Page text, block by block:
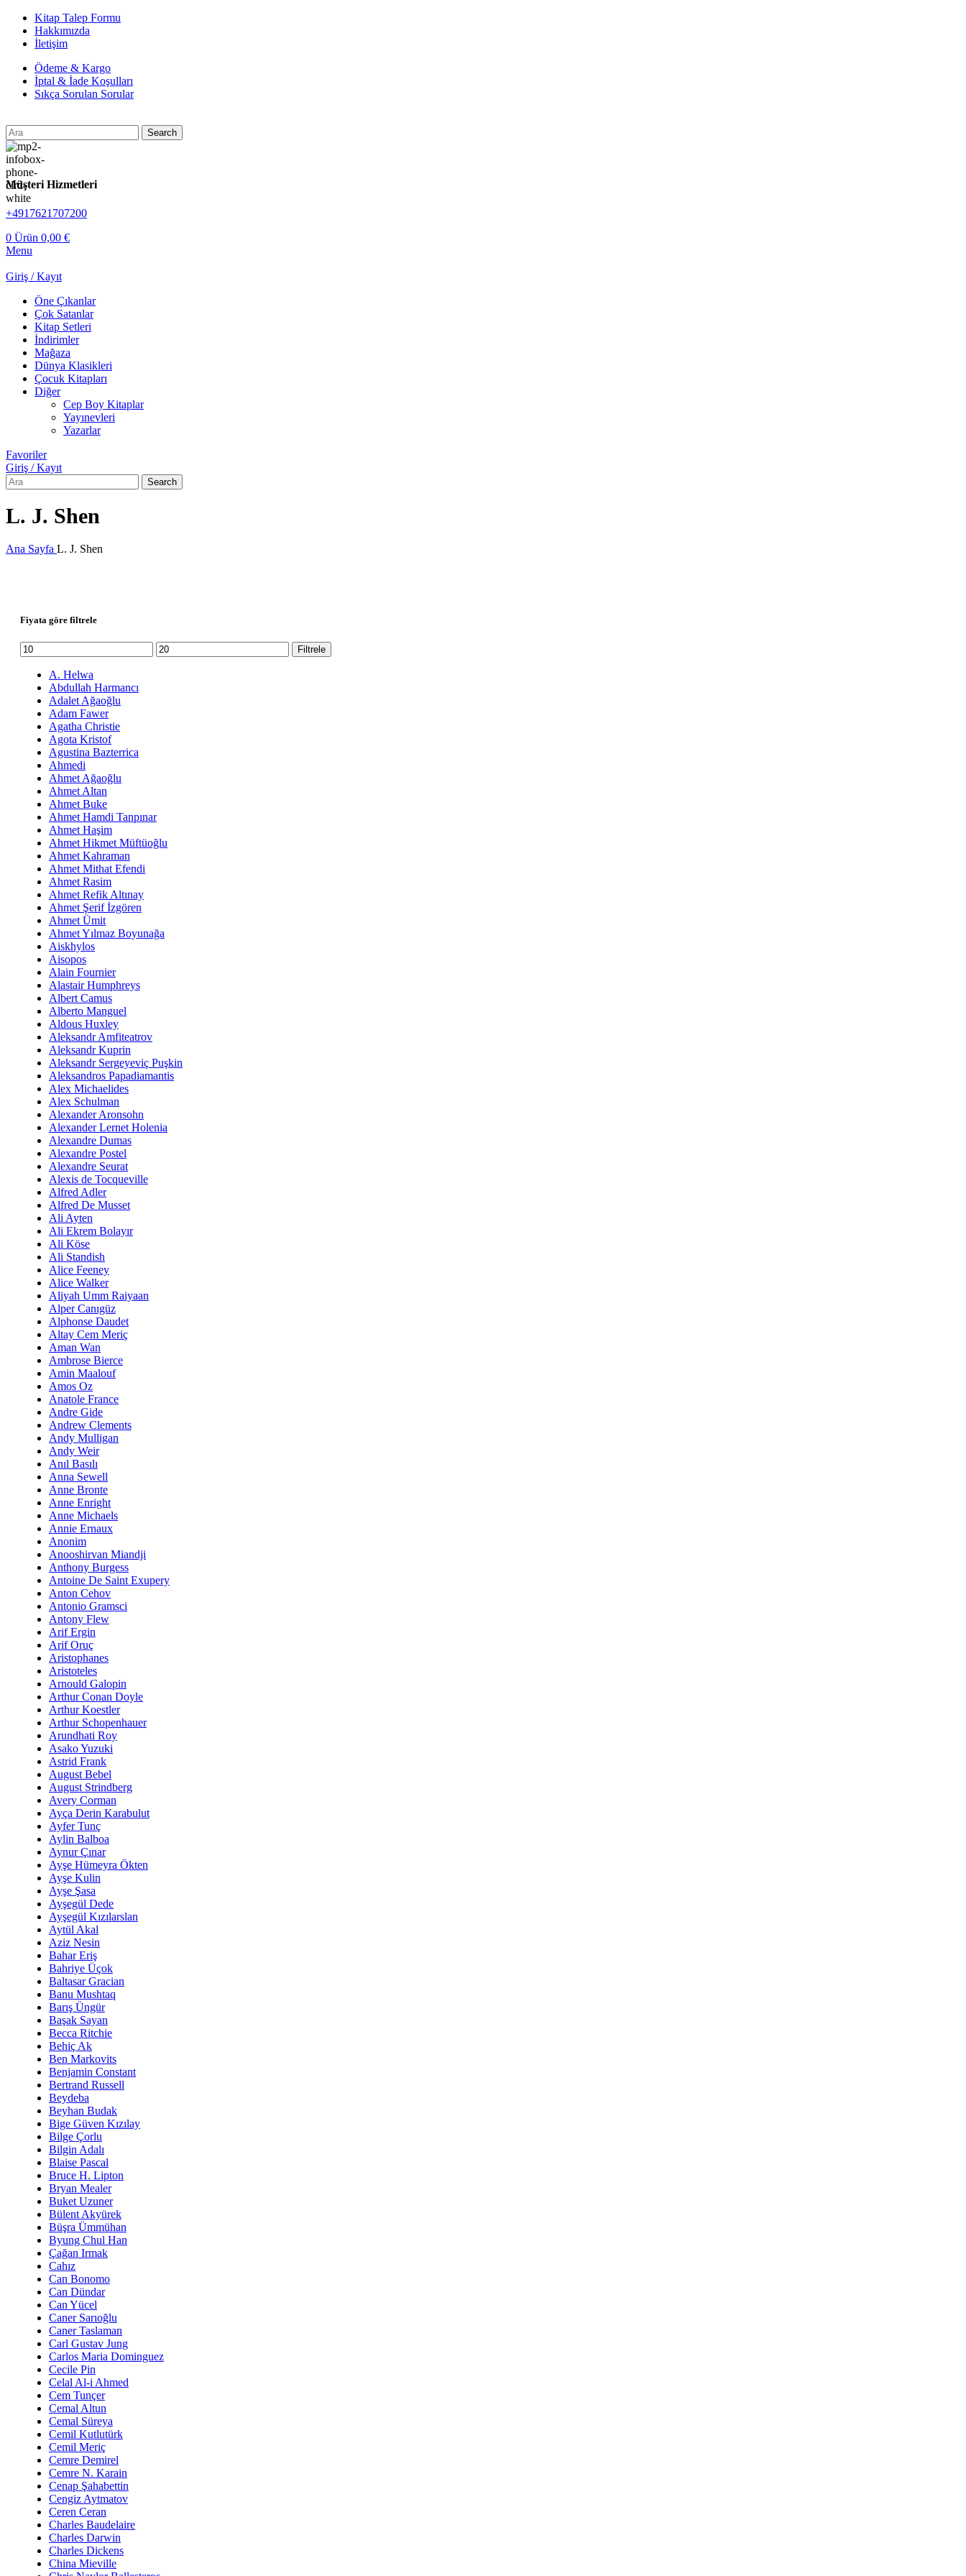
Kitap Talep Formu
Hakkımızda
İletişim
Ödeme & Kargo
İptal & İade Koşulları
Sıkça Sorulan Sorular
Search
Müşteri Hizmetleri
+4917621707200
0 Ürün 0,00 €
Menu
Giriş / Kayıt
Öne Çıkanlar
Çok Satanlar
Kitap Setleri
İndirimler
Mağaza
Dünya Klasikleri
Çocuk Kitapları
Diğer
Cep Boy Kitaplar
Yayınevleri
Yazarlar
Favoriler
Giriş / Kayıt
Search
L. J. Shen
Ana Sayfa L. J. Shen
Fiyata göre filtrele
En
düşük
fiyat
En
yüksek
Filtrele
A. Helwa
Abdullah Harmancı
Adalet Ağaoğlu
Adam Fawer
Agatha Christie
Agota Kristof
Agustina Bazterrica
Ahmedi
Ahmet Ağaoğlu
Ahmet Altan
Ahmet Buke
Ahmet Hamdi Tanpınar
Ahmet Haşim
Ahmet Hikmet Müftüoğlu
Ahmet Kahraman
Ahmet Mithat Efendi
Ahmet Rasim
Ahmet Refik Altınay
Ahmet Şerif İzgören
Ahmet Ümit
Ahmet Yılmaz Boyunağa
Aiskhylos
Aisopos
Alain Fournier
Alastair Humphreys
Albert Camus
Alberto Manguel
Aldous Huxley
Aleksandr Amfiteatrov
Aleksandr Kuprin
Aleksandr Sergeyeviç Puşkin
Aleksandros Papadiamantis
Alex Michaelides
Alex Schulman
Alexander Aronsohn
Alexander Lernet Holenia
Alexandre Dumas
Alexandre Postel
Alexandre Seurat
Alexis de Tocqueville
Alfred Adler
Alfred De Musset
Ali Ayten
Ali Ekrem Bolayır
Ali Köse
Ali Standish
Alice Feeney
Alice Walker
Aliyah Umm Raiyaan
Alper Canıgüz
Alphonse Daudet
Altay Cem Meriç
Aman Wan
Ambrose Bierce
Amin Maalouf
Amos Oz
Anatole France
Andre Gide
Andrew Clements
Andy Mulligan
Andy Weir
Anıl Basılı
Anna Sewell
Anne Bronte
Anne Enright
Anne Michaels
Annie Ernaux
Anonim
Anooshirvan Miandji
Anthony Burgess
Antoine De Saint Exupery
Anton Cehov
Antonio Gramsci
Antony Flew
Arif Ergin
Arif Oruç
Aristophanes
Aristoteles
Arnould Galopin
Arthur Conan Doyle
Arthur Koestler
Arthur Schopenhauer
Arundhati Roy
Asako Yuzuki
Astrid Frank
August Bebel
August Strindberg
Avery Corman
Ayça Derin Karabulut
Ayfer Tunç
Aylin Balboa
Aynur Çınar
Ayşe Hümeyra Ökten
Ayşe Kulin
Ayşe Şasa
Ayşegül Dede
Ayşegül Kızılarslan
Aytül Akal
Aziz Nesin
Bahar Eriş
Bahriye Üçok
Baltasar Gracian
Banu Mushtaq
Barış Üngür
Başak Sayan
Becca Ritchie
Behiç Ak
Ben Markovits
Benjamin Constant
Bertrand Russell
Beydeba
Beyhan Budak
Bige Güven Kızılay
Bilge Çorlu
Bilgin Adalı
Blaise Pascal
Bruce H. Lipton
Bryan Mealer
Buket Uzuner
Bülent Akyürek
Büşra Ümmühan
Byung Chul Han
Çağan Irmak
Cahız
Can Bonomo
Can Dündar
Can Yücel
Caner Sarıoğlu
Caner Taslaman
Carl Gustav Jung
Carlos Maria Dominguez
Cecile Pin
Celal Al-i Ahmed
Cem Tunçer
Cemal Altun
Cemal Süreya
Cemil Kutlutürk
Cemil Meriç
Cemre Demirel
Cemre N. Karain
Cenap Şahabettin
Cengiz Aytmatov
Ceren Ceran
Charles Baudelaire
Charles Darwin
Charles Dickens
China Mieville